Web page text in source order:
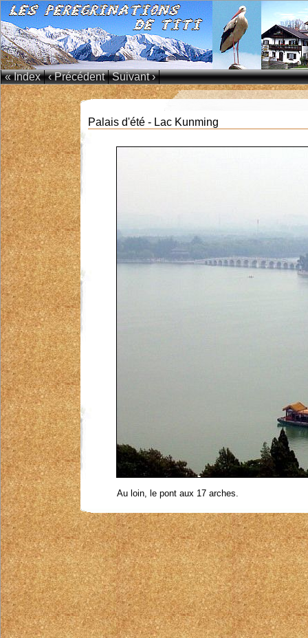
« Index ‹ Précédent Suivant ›
Palais d'été - Lac Kunming
Au loin, le pont aux 17 arches.